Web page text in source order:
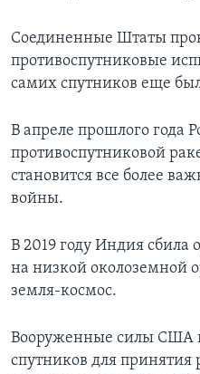
Соединенные Штаты
противоспутниковые
самих спутников еще
В апреле прошлого года
противоспутниковой
становится все более
войны.
В 2019 году Индия сбила
на низкой околоземной
земля-космос.
Вооруженные силы США
спутников для